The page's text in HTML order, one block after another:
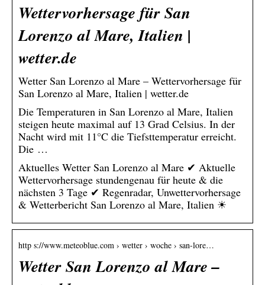
Wettervorhersage für San
Lorenzo al Mare, Italien |
wetter.de
Wetter San Lorenzo al Mare – Wettervorhersage für
San Lorenzo al Mare, Italien | wetter.de
Die Temperaturen in San Lorenzo al Mare, Italien
steigen heute maximal auf 13 Grad Celsius. In der
Nacht wird mit 11°C die Tiefsttemperatur erreicht.
Die …
Aktuelles Wetter San Lorenzo al Mare ✔ Aktuelle
Wettervorhersage stundengenau für heute & die
nächsten 3 Tage ✔ Regenradar, Unwettervorhersage
& Wetterbericht San Lorenzo al Mare, Italien ☀
http s://www.meteoblue.com › wetter › woche › san-lore…
Wetter San Lorenzo al Mare –